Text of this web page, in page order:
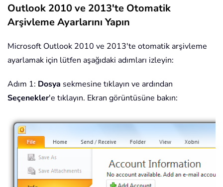
Outlook 2010 ve 2013'te Otomatik
Arşivleme Ayarlarını Yapın
Microsoft Outlook 2010 ve 2013'te otomatik arşivleme
ayarlamak için lütfen aşağıdaki adımları izleyin:
Adım 1: Dosya sekmesine tıklayın ve ardından
Seçenekler'e tıklayın. Ekran görüntüsüne bakın: